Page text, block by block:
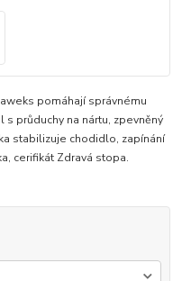
pomáhají správnému
průduchy na nártu, zpevněný
stabilizuje chodidlo, zapínání
cerifikát Zdravá stopa.